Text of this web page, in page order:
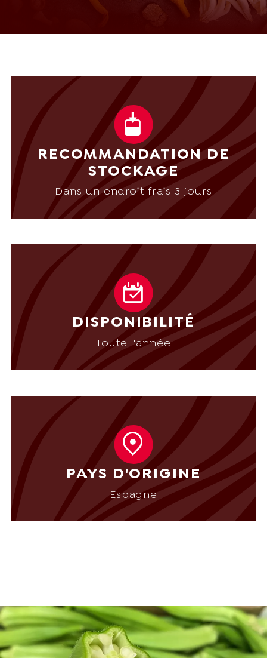
RECOMMANDATION DE
STOCKAGE
Dans un endroit frais 3 jours
DISPONIBILITÉ
Toute l'année
PAYS D'ORIGINE
Espagne